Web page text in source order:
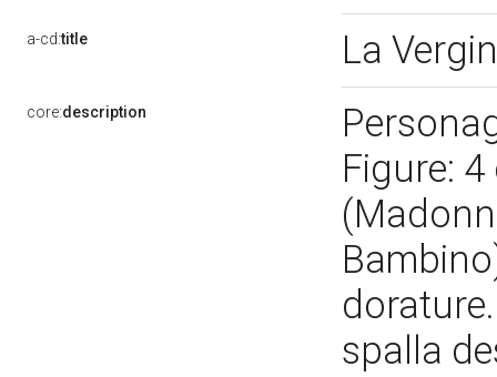
a-cd:title La
core:description
Figure:
spalla